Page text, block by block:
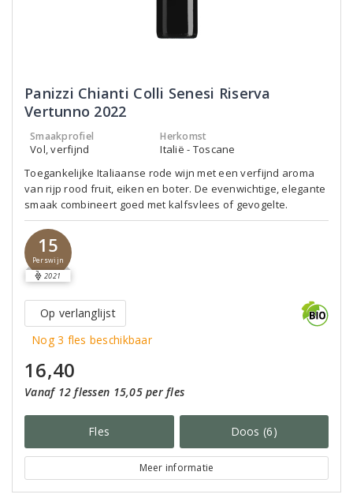
Panizzi Chianti Colli Senesi Riserva
Vertunno 2022
Smaakprofiel
Vol, verfijnd
Herkomst
Italië - Toscane
Toegankelijke Italiaanse rode wijn met een verfijnd aroma
van rijp rood fruit, eiken en boter. De evenwichtige, elegante
smaak combineert goed met kalfsvlees of gevogelte.
15
Perswijn
2021
Op verlanglijst
Nog 3 fles beschikbaar
16,40
Vanaf 12 flessen 15,05 per fles
Fles Doos (6)
Meer informatie